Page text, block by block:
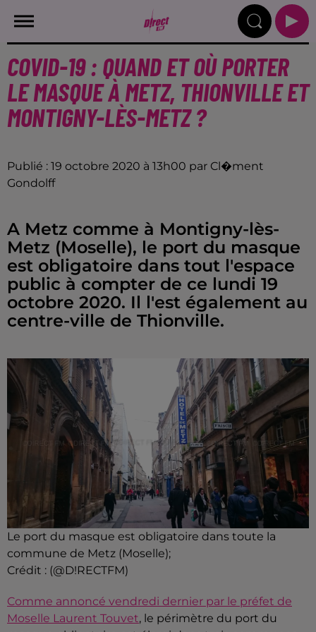
COVID-19 : QUAND ET OÙ PORTER
LE MASQUE À METZ, THIONVILLE ET
MONTIGNY-LÈS-METZ ?
Publié : 19 octobre 2020 à 13h00 par Cl�ment
Gondolff
A Metz comme à Montigny-lès-
Metz (Moselle), le port du masque
est obligatoire dans tout l'espace
public à compter de ce lundi 19
octobre 2020. Il l'est également au
centre-ville de Thionville.
Le port du masque est obligatoire dans toute la
commune de Metz (Moselle);
Crédit : (@D!RECTFM)
Comme annoncé vendredi dernier par le préfet de
Moselle Laurent Touvet, le périmètre du port du